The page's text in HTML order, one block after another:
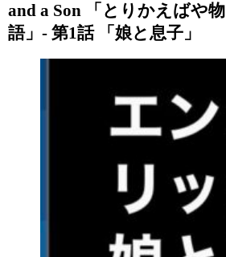
and a Son 「とりかえばや物
語」- 第1話 「娘と息子」